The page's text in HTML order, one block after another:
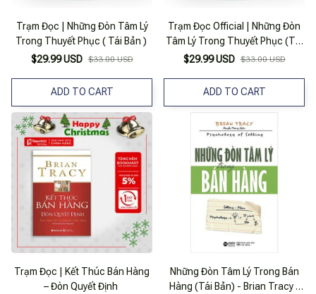
Trạm Đọc | Những Đòn Tâm Lý
Trong Thuyết Phục ( Tái Bản )
$29.99 USD $33.00 USD
ADD TO CART
Trạm Đọc Official | Những Đòn
Tâm Lý Trong Thuyết Phục (Tái
Bản)
$29.99 USD $33.00 USD
ADD TO CART
Trạm Đọc | Kết Thúc Bán Hàng
– Đòn Quyết Định
Những Đòn Tâm Lý Trong Bán
Hàng (Tái Bản) - Brian Tracy -